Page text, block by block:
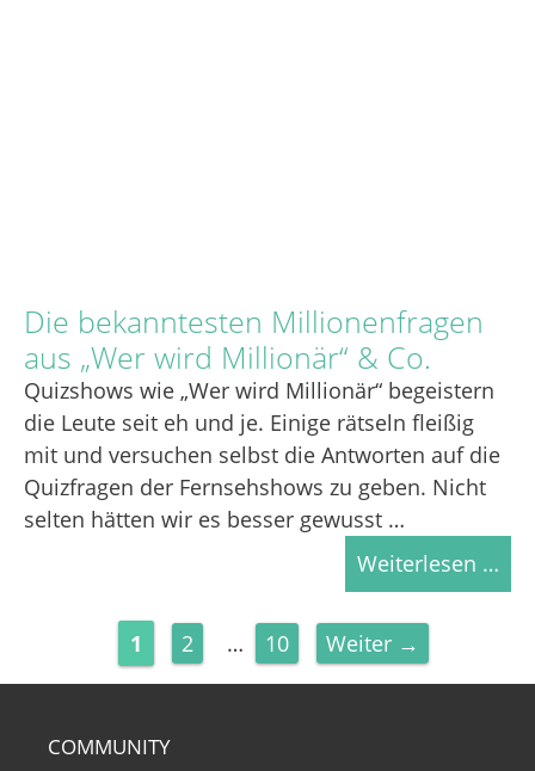
Die bekanntesten Millionenfragen
aus „Wer wird Millionär“ & Co.
Quizshows wie „Wer wird Millionär“ begeistern
die Leute seit eh und je. Einige rätseln fleißig
mit und versuchen selbst die Antworten auf die
Quizfragen der Fernsehshows zu geben. Nicht
selten hätten wir es besser gewusst …
Weiterlesen …
Seite
1 Seite
2 … Seite
10 Weiter →
COMMUNITY